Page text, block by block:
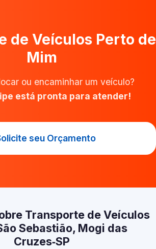
de Veículos Perto de
Mim
ou encaminhar um veículo?
está pronta para atender!
seu Orçamento
Transporte de Veículos
Sebastião, Mogi das
Cruzes‑SP